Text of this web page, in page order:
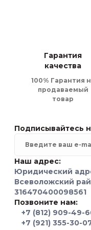
Гарантия
качества
100% Гарантия
продаваемый
товар
Подписывайтесь
Наш адрес:
Юридический
Всеволожский
316470400098561
Позвоните нам:
+7 (812) 909-49-
+7 (921) 355-30-